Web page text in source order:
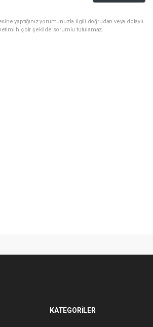
yaptığınız yorumunuzla ilgili doğrudan veya dolaylı
hiçbir şekilde sorumlu tutulamaz.
KATEGORİLER